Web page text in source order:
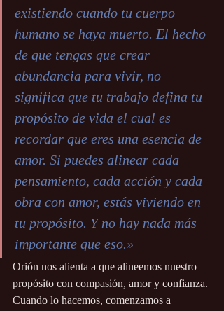
existiendo cuando tu cuerpo
humano se haya muerto. El hecho
de que tengas que crear
abundancia para vivir, no
significa que tu trabajo defina tu
propósito de vida el cual es
recordar que eres una esencia de
amor. Si puedes alinear cada
pensamiento, cada acción y cada
obra con amor, estás viviendo en
tu propósito. Y no hay nada más
importante que eso.»
Orión nos alienta a que alineemos nuestro
propósito con compasión, amor y confianza.
Cuando lo hacemos, comenzamos a